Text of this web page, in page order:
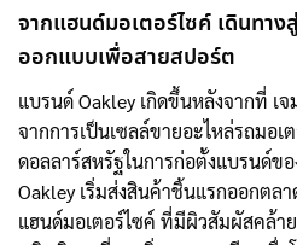
จากแฮนด์มอเตอร์ไซค์ เดินทา
ออกแบบเพื่อสายสปอร์ต
แบรนด์ Oakley เกิดขึ้นหลังจากที่ เ
จากการเป็นเซลล์ขายอะไหล่รถมอเ
ดอลลาร์สหรัฐในการก่อตั้งแบรนด์ข
Oakley เริ่มส่งสินค้าชิ้นแรกออกตล
แฮนด์มอเตอร์ไซค์ ที่มีผิวสัมผัสคล้า